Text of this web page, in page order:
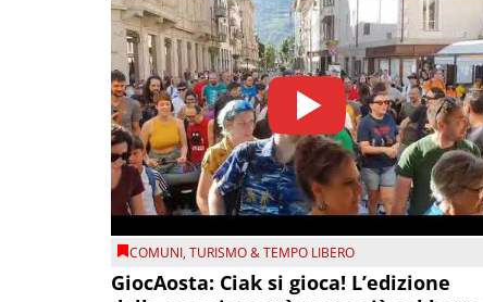
COMUNI,TURISMO & TEMPO LIBERO
GiocAosta: Ciak si gioca! L’edizione